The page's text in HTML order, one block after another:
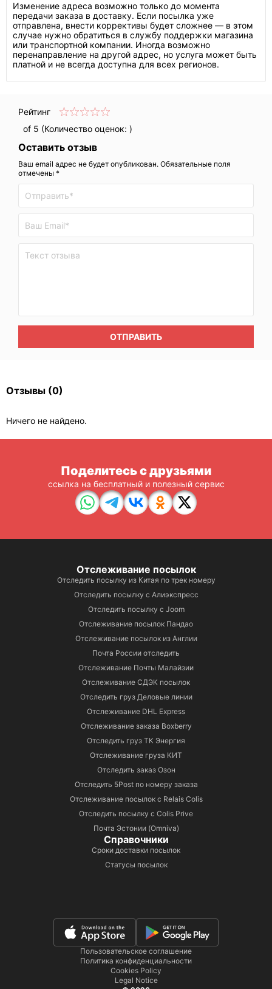
Изменение адреса возможно только до момента
передачи заказа в доставку. Если посылка уже
отправлена, внести коррективы будет сложнее — в этом
случае нужно обратиться в службу поддержки магазина
или транспортной компании. Иногда возможно
перенаправление на другой адрес, но услуга может быть
платной и не всегда доступна для всех регионов.
Рейтинг
of 5 (Количество оценок: )
Оставить отзыв
Ваш email адрес не будет опубликован. Обязательные поля
отмечены *
ОТПРАВИТЬ
Отзывы (0)
Ничего не найдено.
Поделитесь с друзьями
ссылка на бесплатный и полезный сервис
Отслеживание посылок
Отследить посылку из Китая по трек номеру
Отследить посылку с Алиэкспресс
Отследить посылку с Joom
Отслеживание посылок Пандао
Отслеживание посылок из Англии
Почта России отследить
Отслеживание Почты Малайзии
Отслеживание СДЭК посылок
Отследить груз Деловые линии
Отслеживание DHL Express
Отслеживание заказа Boxberry
Отследить груз ТК Энергия
Отслеживание груза КИТ
Отследить заказ Озон
Отследить 5Post по номеру заказа
Отслеживание посылок с Relais Colis
Отследить посылку с Colis Prive
Почта Эстонии (Omniva)
Справочники
Сроки доставки посылок
Статусы посылок
Пользовательское соглашение
Политика конфиденциальности
Cookies Policy
Legal Notice